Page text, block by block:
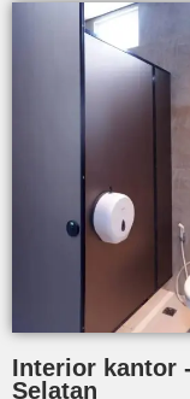
Interior kantor
Selatan